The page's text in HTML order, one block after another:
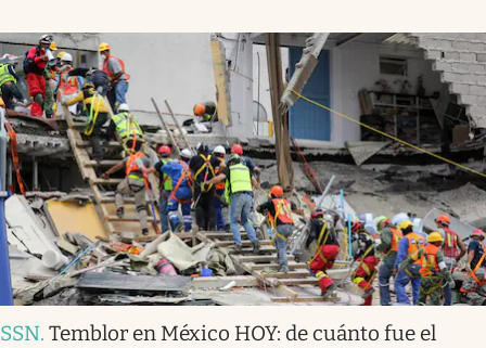
SSN. Temblor en México HOY: de cuánto fue el